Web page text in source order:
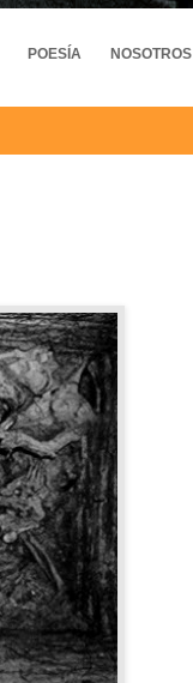
POESÍA NOSOTROS